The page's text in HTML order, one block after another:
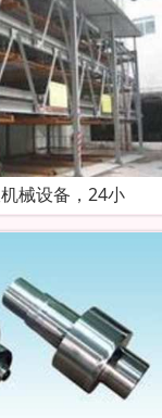
械设备，24小